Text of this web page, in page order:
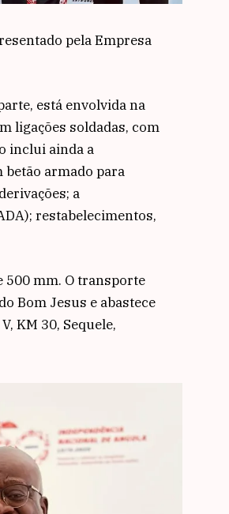
pela Empresa
está envolvida na
ligações soldadas, com
inclui ainda a
armado para
a
restabelecimentos,
mm. O transporte
Bom Jesus e abastece
KM 30, Sequele,